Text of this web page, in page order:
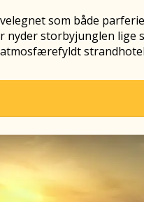
som både
nyder storbyjunglen lige